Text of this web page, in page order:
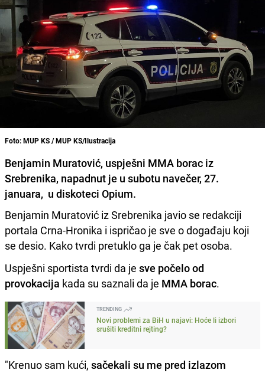
Foto: MUP KS / MUP KS/Ilustracija
Benjamin Muratović, uspješni MMA borac iz
Srebrenika, napadnut je u subotu navečer, 27.
januara, u diskoteci Opium.
Benjamin Muratović iz Srebrenika javio se redakciji
portala Crna-Hronika i ispričao je sve o događaju koji
se desio. Kako tvrdi pretuklo ga je čak pet osoba.
Uspješni sportista tvrdi da je sve počelo od
provokacija kada su saznali da je MMA borac.
TRENDING
Novi problemi za BiH u najavi: Hoće li izbori
srušiti kreditni rejting?
"Krenuo sam kući, sačekali su me pred izlazom